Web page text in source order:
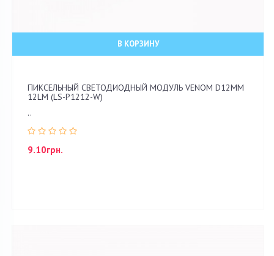
В КОРЗИНУ
ПИКСЕЛЬНЫЙ СВЕТОДИОДНЫЙ МОДУЛЬ VENOM D12ММ
12LM (LS-P1212-W)
..
9.10грн.